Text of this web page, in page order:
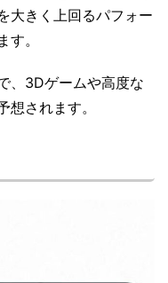
大きく上回るパフォー
。
、3Dゲームや高度な
されます。